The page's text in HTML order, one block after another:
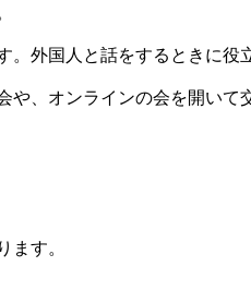
外国人と話をするときに
、オンラインの会を開い
ます。